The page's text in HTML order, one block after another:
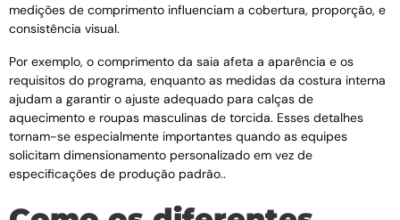
medições de comprimento influenciam a cobertura, proporção, e
consistência visual.
Por exemplo, o comprimento da saia afeta a aparência e os
requisitos do programa, enquanto as medidas da costura interna
ajudam a garantir o ajuste adequado para calças de
aquecimento e roupas masculinas de torcida. Esses detalhes
tornam-se especialmente importantes quando as equipes
solicitam dimensionamento personalizado em vez de
especificações de produção padrão..